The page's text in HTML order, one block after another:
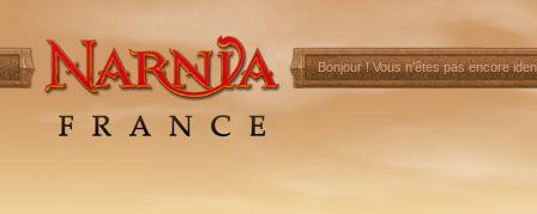
Bonjour !Vous n'êtes pas encore